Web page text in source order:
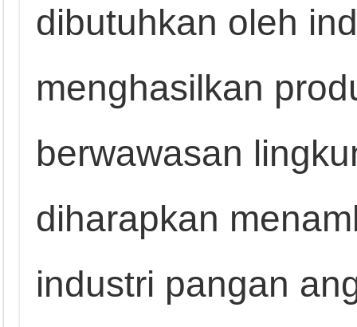
dibutuhkan oleh
menghasilkan
berwawasan
diharapkan
industri pangan